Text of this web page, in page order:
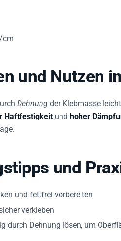
cm
und Nutzen
Dehnung der Klebmasse
Haftfestigkeit und hoher
und
und fettfrei vorbereiten
verkleben
durch Dehnung lösen, um